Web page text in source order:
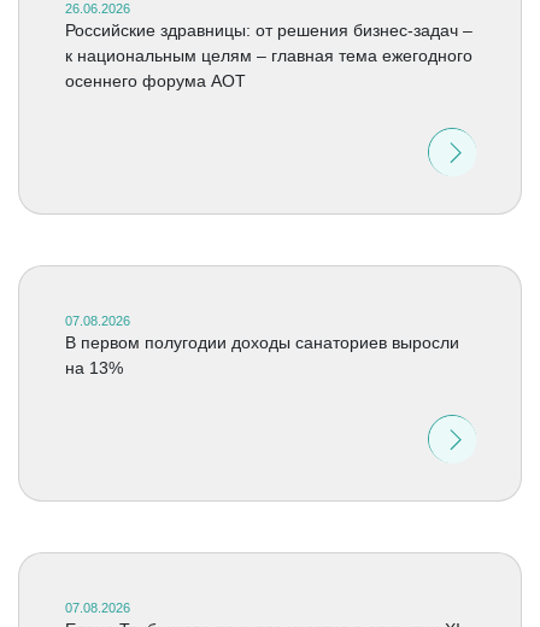
26.06.2026
Российские здравницы: от решения бизнес-задач –
к национальным целям – главная тема ежегодного
осеннего форума АОТ
07.08.2026
В первом полугодии доходы санаториев выросли
на 13%
07.08.2026